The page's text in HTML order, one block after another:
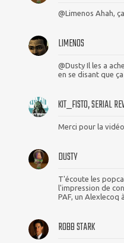
@Limenos Ahah,
LIMENOS
@Dusty Il les a
en se disant que
KIT_FISTO, SERIAL
Merci pour la
DUSTY
T'écoute les
l'impression de
PAF, un Alexlecoq
ROBB STARK